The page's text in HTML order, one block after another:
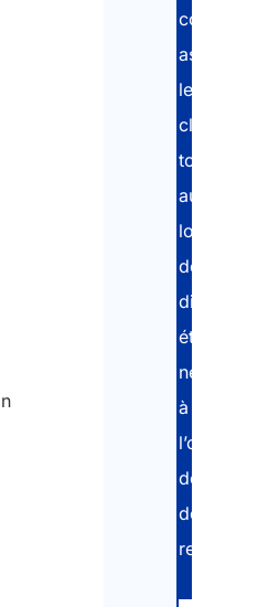
consultants
assistent
le
client
tout
au
long
des
différentes
étapes
nécessaires
à
l’obtention
des
documents
requis.